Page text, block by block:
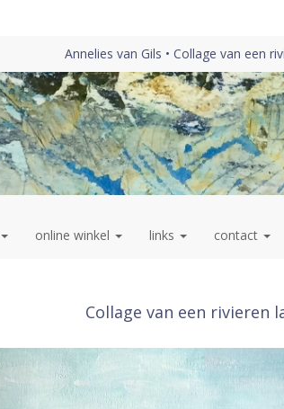
Annelies van Gils Collage van een
online winkel links contact
Collage van een rivieren